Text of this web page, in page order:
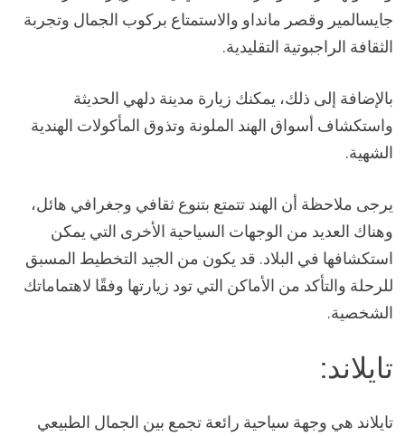
جايسالمير وقصر مانداو والاستمتاع بركوب الجمال وتجربة
الثقافة الراجبوتية التقليدية.
بالإضافة إلى ذلك، يمكنك زيارة مدينة دلهي الحديثة
واستكشاف أسواق الهند الملونة وتذوق المأكولات الهندية
الشهية.
يرجى ملاحظة أن الهند تتمتع بتنوع ثقافي وجغرافي هائل،
وهناك العديد من الوجهات السياحية الأخرى التي يمكن
استكشافها في البلاد. قد يكون من الجيد التخطيط المسبق
للرحلة والتأكد من الأماكن التي تود زيارتها وفقًا لاهتماماتك
الشخصية.
تايلاند:
تايلاند هي وجهة سياحية رائعة تجمع بين الجمال الطبيعي